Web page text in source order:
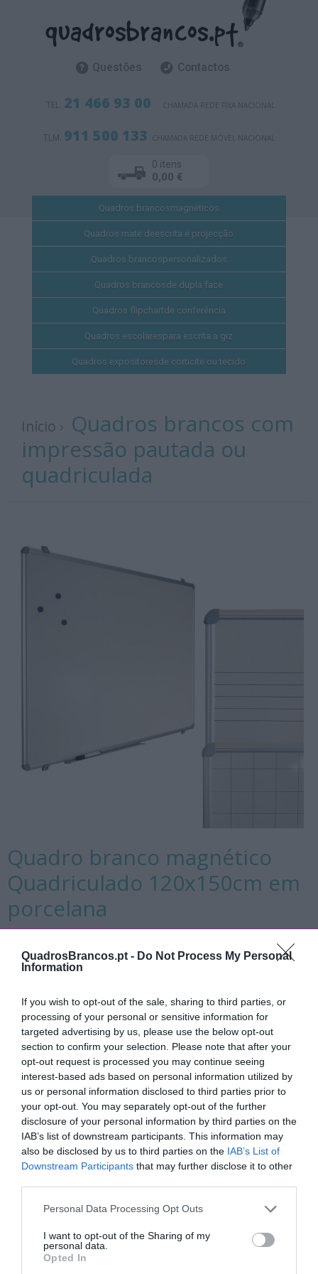
QuadrosBrancos.pt - Do Not Process My Personal
Information
If you wish to opt-out of the sale, sharing to third parties, or
processing of your personal or sensitive information for
targeted advertising by us, please use the below opt-out
section to confirm your selection. Please note that after your
opt-out request is processed you may continue seeing
interest-based ads based on personal information utilized by
us or personal information disclosed to third parties prior to
your opt-out. You may separately opt-out of the further
disclosure of your personal information by third parties on the
IAB’s list of downstream participants. This information may
also be disclosed by us to third parties on the IAB’s List of
Downstream Participants that may further disclose it to other
Personal Data Processing Opt Outs
I want to opt-out of the Sharing of my
personal data.
Opted In
Questões Contactos
TEL. 21 466 93 00 CHAMADA REDE FIXA NACIONAL
TLM. 911 500 133 CHAMADA REDE MÓVEL NACIONAL
0 itens
0,00 €
Quadros brancosmagnéticos
Quadros mate deescrita e projecção
Quadros brancospersonalizados
Quadros brancosde dupla face
Quadros flipchartde conferência
Quadros escolarespara escrita a giz
Quadros expositoresde corticite ou tecido
Início › Quadros brancos com
impressão pautada ou
quadriculada
Quadro branco magnético
Quadriculado 120x150cm em
porcelana
Quadriculado, para escrita com marcador, com 1 face
parede ou utilização opcional em cavalete com rodas.
Tamanho Impressão
Moldura
indiferente (cinza ou branco)
cinza
lacado branco
lacado preto
moldura pinho natural 3cm
Opcionais
cavalete com rodas
4 marcadores e apagador
porta marcadores magnét.
10 magnetos 25mm